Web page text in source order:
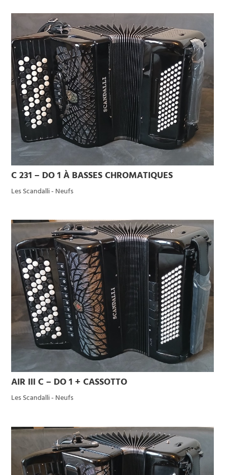
C 231 – DO 1 À BASSES CHROMATIQUES
Les Scandalli - Neufs
AIR III C – DO 1 + CASSOTTO
Les Scandalli - Neufs